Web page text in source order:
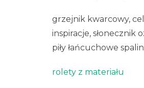
grzejnik kwarcowy,
inspiracje, słonecznik
piły łańcuchowe
rolety z materiału